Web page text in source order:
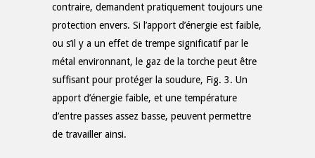
contraire, demandent pratiquement toujours une
protection envers. Si l’apport d’énergie est faible,
ou s’il y a un effet de trempe significatif par le
métal environnant, le gaz de la torche peut être
suffisant pour protéger la soudure, Fig. 3. Un
apport d’énergie faible, et une température
d’entre passes assez basse, peuvent permettre
de travailler ainsi.